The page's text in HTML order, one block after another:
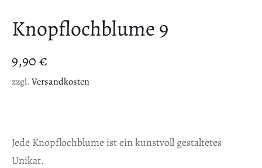
Knopflochblume 9
9,90€
zzgl.Versandkosten
Jede Knopflochblume ist ein kunstvoll gestaltetes
Unikat.